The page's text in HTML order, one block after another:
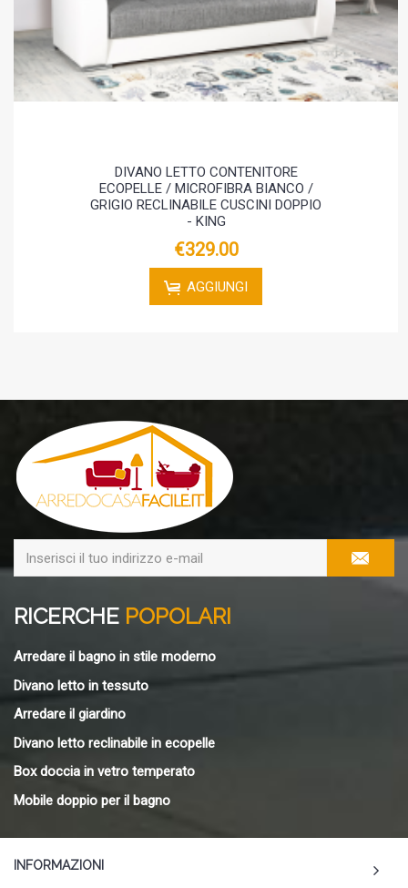
DIVANO LETTO CONTENITORE
ECOPELLE / MICROFIBRA BIANCO /
GRIGIO RECLINABILE CUSCINI DOPPIO
- KING
€329.00
AGGIUNGI
RICERCHE POPOLARI
Arredare il bagno in stile moderno
Divano letto in tessuto
Arredare il giardino
Divano letto reclinabile in ecopelle
Box doccia in vetro temperato
Mobile doppio per il bagno
INFORMAZIONI